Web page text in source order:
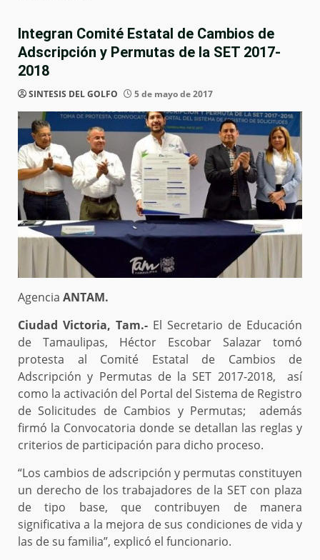
Integran Comité Estatal de Cambios de
Adscripción y Permutas de la SET 2017-
2018
SINTESIS DEL GOLFO 5 de mayo de 2017
Agencia ANTAM.
Ciudad Victoria, Tam.- El Secretario de Educación
de Tamaulipas, Héctor Escobar Salazar tomó
protesta al Comité Estatal de Cambios de
Adscripción y Permutas de la SET 2017-2018, así
como la activación del Portal del Sistema de Registro
de Solicitudes de Cambios y Permutas; además
firmó la Convocatoria donde se detallan las reglas y
criterios de participación para dicho proceso.
“Los cambios de adscripción y permutas constituyen
un derecho de los trabajadores de la SET con plaza
de tipo base, que contribuyen de manera
significativa a la mejora de sus condiciones de vida y
las de su familia”, explicó el funcionario.